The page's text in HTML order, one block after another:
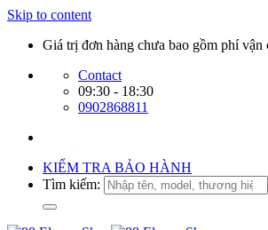
Skip to content
Giá trị đơn hàng chưa bao gồm phí vận
Contact
09:30 - 18:30
0902868811
KIỂM TRA BẢO HÀNH
Tìm kiếm: